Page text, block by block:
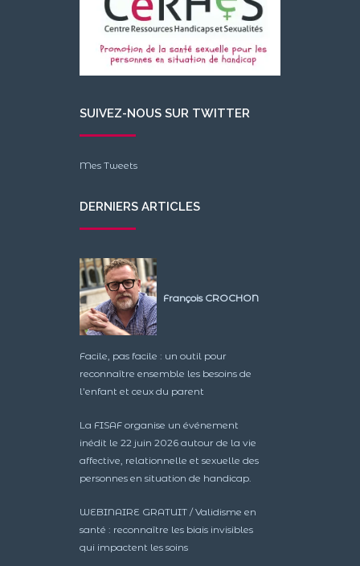
SUIVEZ-NOUS SUR TWITTER
Mes Tweets
DERNIERS ARTICLES
François CROCHON
Facile, pas facile : un outil pour
reconnaître ensemble les besoins de
l’enfant et ceux du parent
La FISAF organise un événement
inédit le 22 juin 2026 autour de la vie
affective, relationnelle et sexuelle des
personnes en situation de handicap.
WEBINAIRE GRATUIT / Validisme en
santé : reconnaître les biais invisibles
qui impactent les soins